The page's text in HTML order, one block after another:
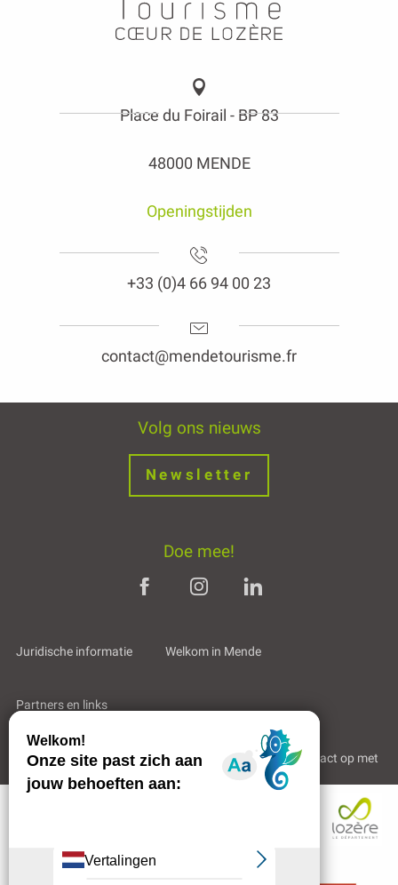
Diensten
Openings
Place du Foirail - BP 83
48000 MENDE
Openingstijden
+33 (0)4 66 94 00 23
contact@mendetourisme.fr
Volg ons nieuws
Newsletter
Doe mee!
Juridische informatie Welkom in Mende
Partners en links
Professioneel gebied Wie zijn wij? Neem contact op met